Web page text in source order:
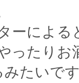
ーによる
ったりお
たいで